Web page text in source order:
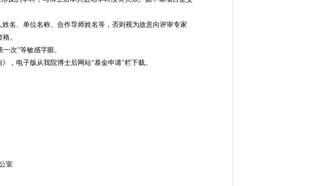
名、单位名称、合作导师姓名等，否则视为故意向评审专家
。
次”等敏感字眼。
，电子版从我院博士后网站“基金申请”栏下载。